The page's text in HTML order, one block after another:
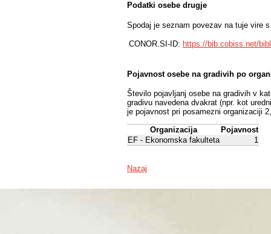
Podatki osebe drugje
Spodaj je seznam povezav na tuje vire
CONOR.SI-ID: https://bib.cobiss.net/
Pojavnost osebe na gradivih po
Število pojavljanj osebe na gradivih v
gradivu navedena dvakrat (npr. kot
je pojavnost pri posamezni organizaciji
Organizacija
Pojavnost
EF - Ekonomska fakulteta
1
Nazaj